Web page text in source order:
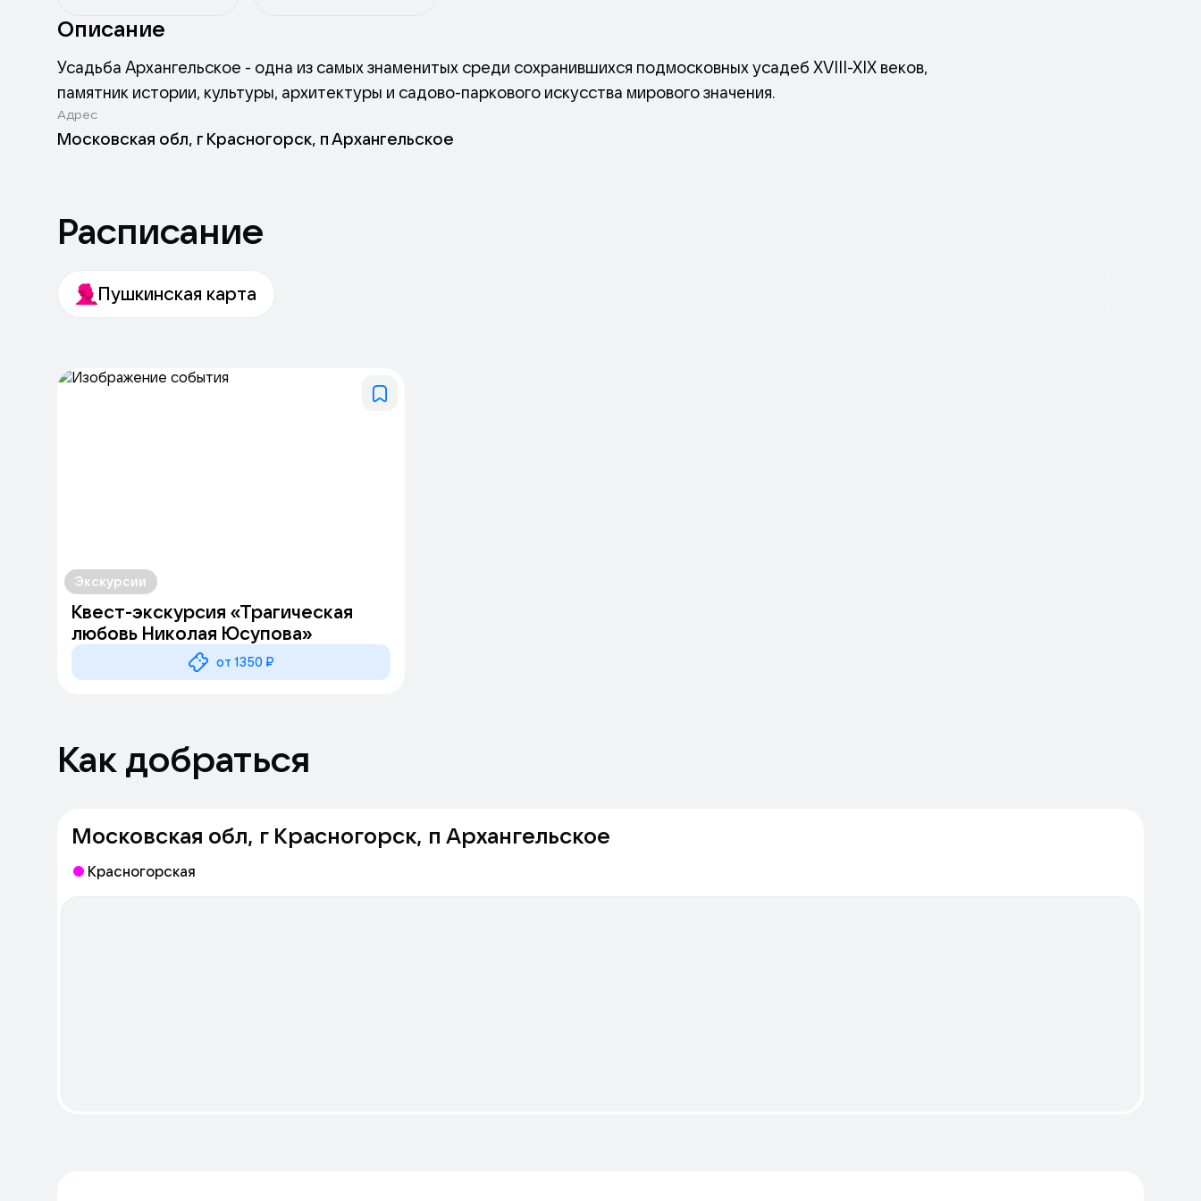
Описание
Усадьба Архангельское - одна из самых знаменитых среди сохранившихся подмосковных усадеб XVIII-XIX веков,
памятник истории, культуры, архитектуры и садово-паркового искусства мирового значения.
Адрес
Московская обл, г Красногорск, п Архангельское
Расписание
Пушкинская карта
Экскурсии
Квест-экскурсия «Трагическая
любовь Николая Юсупова»
от 1350 ₽
Как добраться
Московская обл, г Красногорск, п Архангельское
Красногорская